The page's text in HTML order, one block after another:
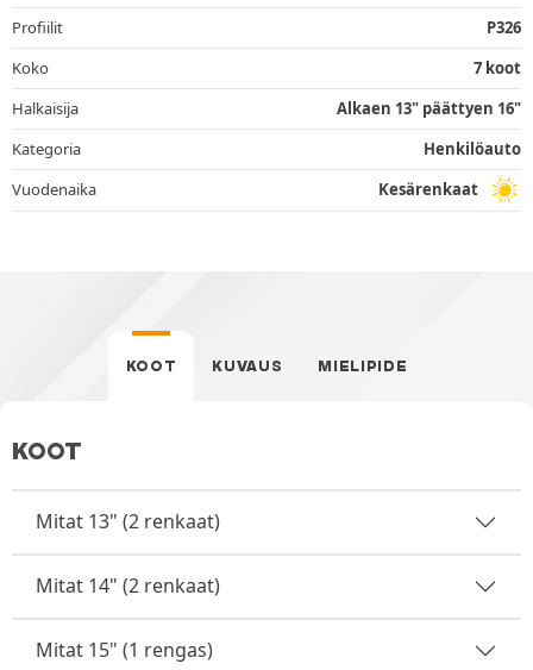
Profiilit
P326
Koko
7 koot
Halkaisija
Alkaen 13" päättyen 16"
Kategoria
Henkilöauto
Vuodenaika
Kesärenkaat
KOOT KUVAUS MIELIPIDE
KOOT
Mitat 13" (2 renkaat)
Mitat 14" (2 renkaat)
Mitat 15" (1 rengas)